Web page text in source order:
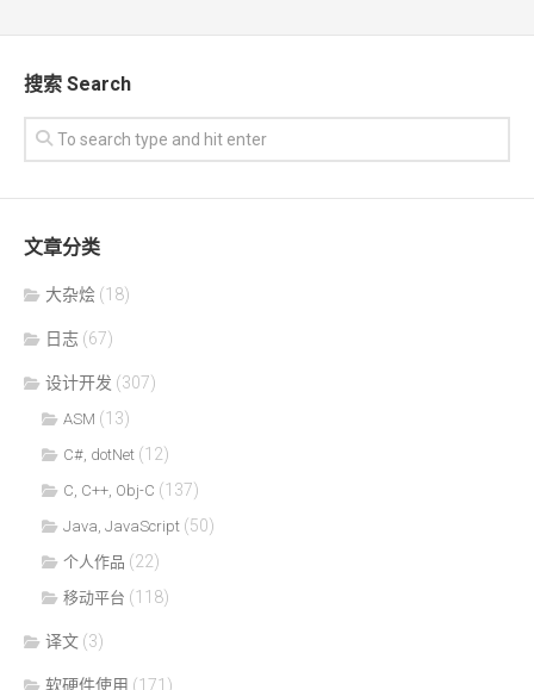
搜索 Search
文章分类
大杂烩 (18)
日志 (67)
设计开发 (307)
ASM (13)
C#, dotNet (12)
C, C++, Obj-C (137)
Java, JavaScript (50)
个人作品 (22)
移动平台 (118)
译文 (3)
软硬件使用 (171)